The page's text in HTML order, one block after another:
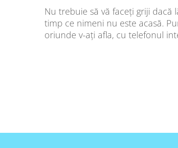
Nu trebuie să vă faceți griji dacă
timp ce nimeni nu este acasă.
oriunde v-ați afla, cu telefonul